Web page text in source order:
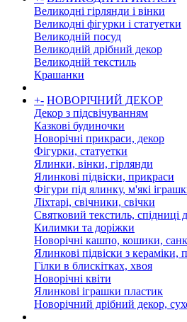
Великодні гірлянди і вінки
Великодні фігурки і статуетки
Великодній посуд
Великодній дрібний декор
Великодній текстиль
Крашанки
+- НОВОРІЧНИЙ ДЕКОР
Декор з підсвічуванням
Казкові будиночки
Новорічні прикраси, декор
Фігурки, статуетки
Ялинки, вінки, гірлянди
Ялинкові підвіски, прикраси
Фігури під ялинку, м'які
Ліхтарі, свічники, свічки
Святковий текстиль, спідниці
Килимки та доріжки
Новорічні кашпо, кошики,
Ялинкові підвіски з кераміки,
Гілки в блискітках, хвоя
Новорічні квіти
Ялинкові іграшки пластик
Новорічний дрібний декор,